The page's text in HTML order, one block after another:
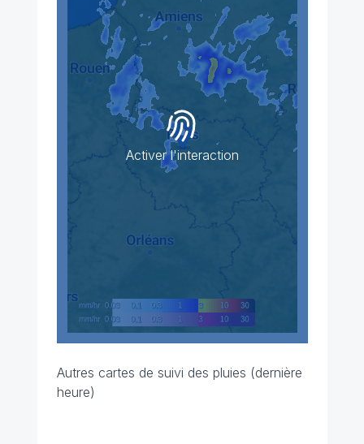
Activer l'interaction
Autres cartes de suivi des pluies (dernière
heure)